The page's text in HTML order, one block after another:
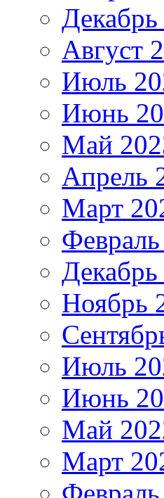
Август
Июль
Июнь
Май
Апрель
Март
Ноябрь
Июль
Июнь
Май
Март